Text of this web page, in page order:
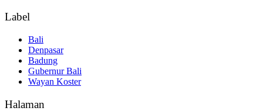
Label
Bali
Denpasar
Badung
Gubernur Bali
Wayan Koster
Halaman